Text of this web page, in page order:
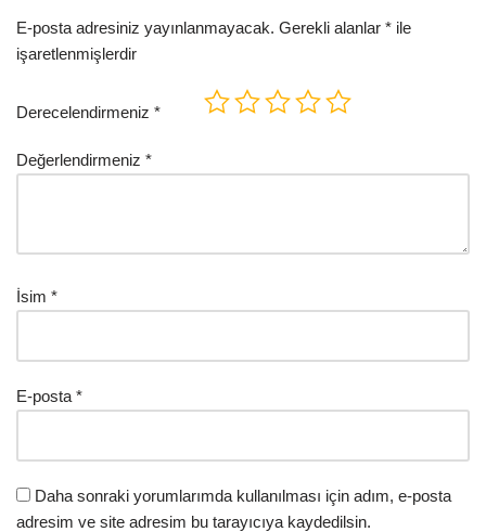
E-posta adresiniz yayınlanmayacak. Gerekli alanlar * ile
işaretlenmişlerdir
Derecelendirmeniz *
Değerlendirmeniz *
İsim *
E-posta *
Daha sonraki yorumlarımda kullanılması için adım, e-posta
adresim ve site adresim bu tarayıcıya kaydedilsin.